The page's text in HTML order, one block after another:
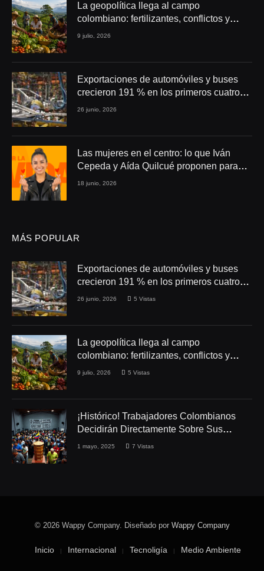
La geopolítica llega al campo
colombiano: fertilizantes, conflictos y
seguridad alimentaria
9 julio, 2026
Exportaciones de automóviles y buses
crecieron 191 % en los primeros cuatro
meses de 2026
26 junio, 2026
Las mujeres en el centro: lo que Iván
Cepeda y Aída Quilcué proponen para
Colombia
18 junio, 2026
MÁS POPULAR
Exportaciones de automóviles y buses
crecieron 191 % en los primeros cuatro
meses de 2026
26 junio, 2026 5 Vistas
La geopolítica llega al campo
colombiano: fertilizantes, conflictos y
seguridad alimentaria
9 julio, 2026 5 Vistas
¡Histórico! Trabajadores Colombianos
Decidirán Directamente Sobre Sus
Derechos Laborales
1 mayo, 2025 7 Vistas
© 2026 Wappy Company. Diseñado por Wappy Company
Inicio Internacional Tecnoligía Medio Ambiente